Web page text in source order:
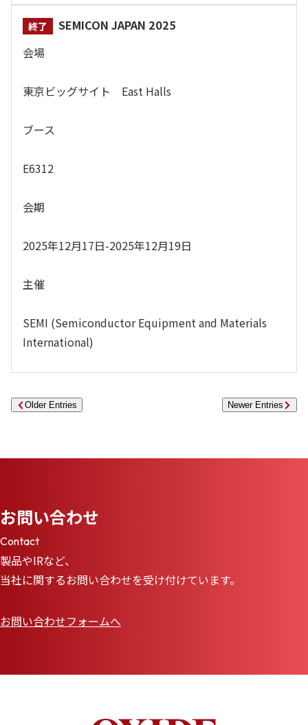
SEMICON JAPAN 2025
会場
東京ビッグサイト East Halls
ブース
E6312
会期
2025年12月17日-2025年12月19日
主催
SEMI (Semiconductor Equipment and Materials
International)
Older Entries Newer Entries
お問い合わせ
Contact
製品やIRなど、
当社に関するお問い合わせを受け付けています。
お問い合わせフォームへ